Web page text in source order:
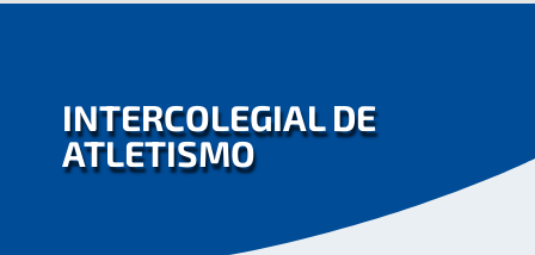
INTERCOLEGIAL DE
ATLETISMO